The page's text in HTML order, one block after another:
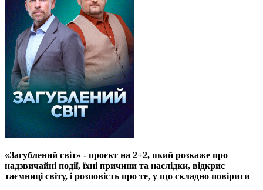
«Загублений світ» - проєкт на 2+2, який розкаже про
надзвичайні події, їхні причини та наслідки, відкриє
таємниці світу, і розповість про те, у що складно повірити